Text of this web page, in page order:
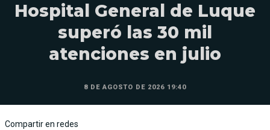
Hospital General de Luque
superó las 30 mil
atenciones en julio
8 DE AGOSTO DE 2026 19:40
Compartir en redes